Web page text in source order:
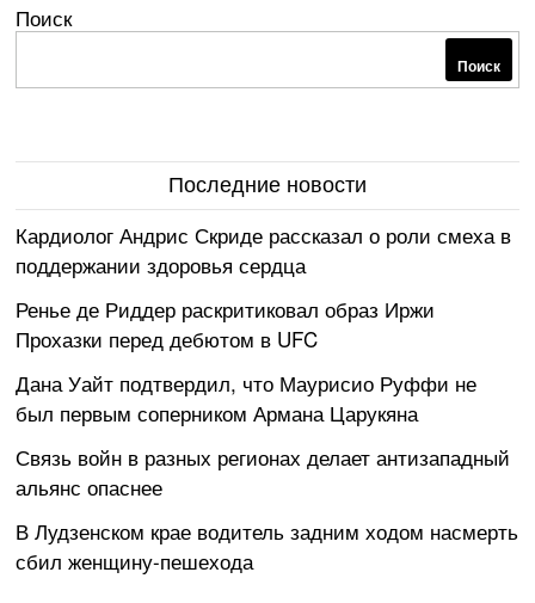
Поиск
Поиск
Последние новости
Кардиолог Андрис Скриде рассказал о роли смеха в
поддержании здоровья сердца
Ренье де Риддер раскритиковал образ Иржи
Прохазки перед дебютом в UFC
Дана Уайт подтвердил, что Маурисио Руффи не
был первым соперником Армана Царукяна
Связь войн в разных регионах делает антизападный
альянс опаснее
В Лудзенском крае водитель задним ходом насмерть
сбил женщину-пешехода